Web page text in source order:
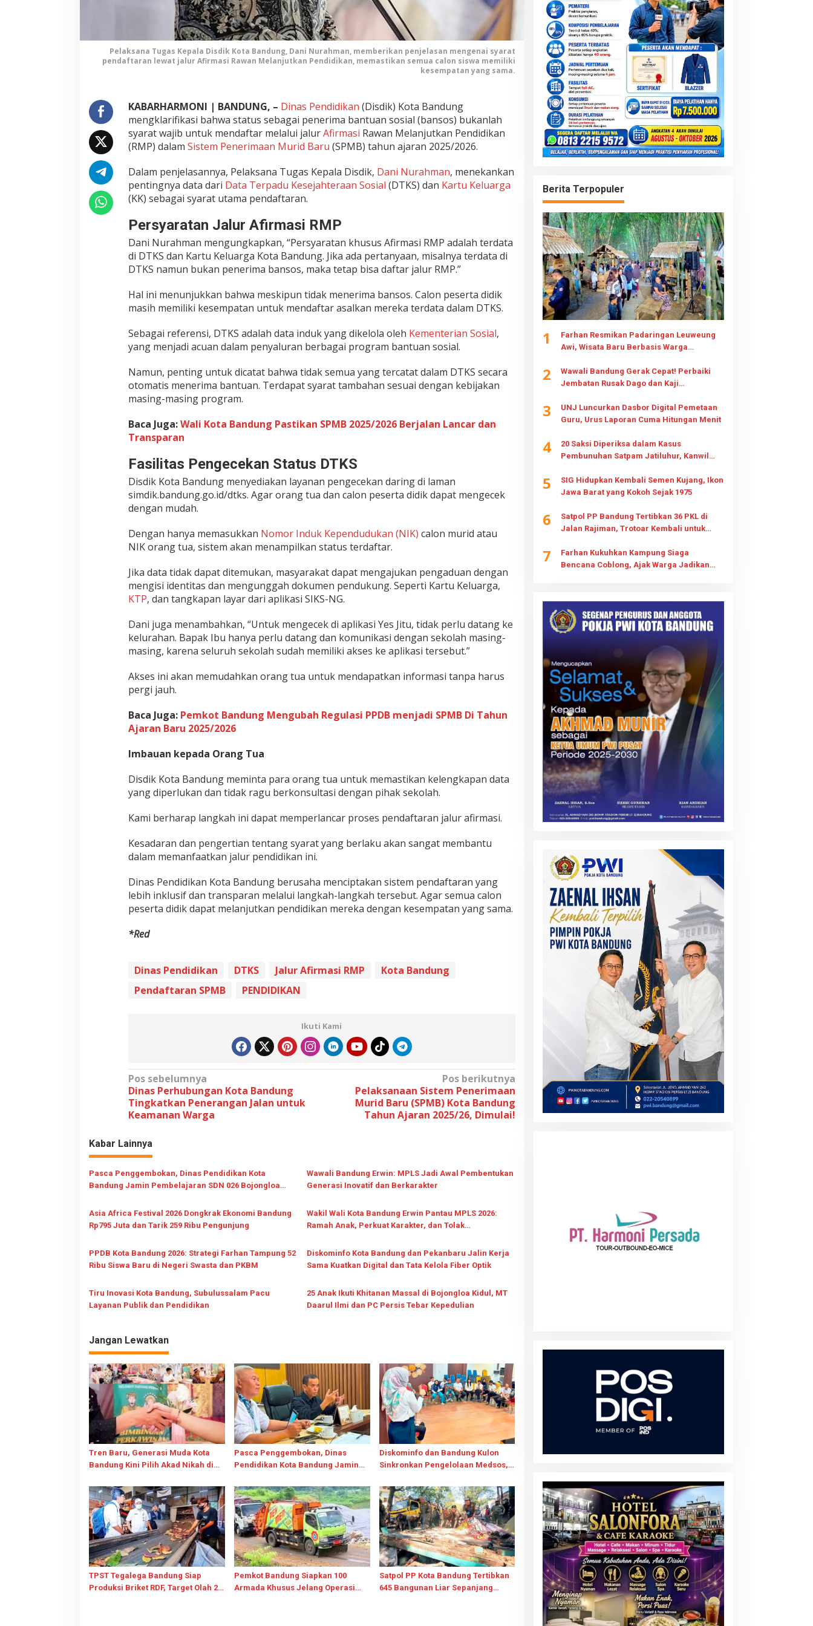
6
:
S
t
a
t
B
a
n
s
o
B
u
k
n
y
a
r
t
D
J
a
u
A
f
r
m
s
i
R
M
P
i
B
n
d
u
g
Pelaksana Tugas Kepala Disdik Kota Bandung, Dani Nurahman, memberikan penjelasan mengenai syarat
pendaftaran lewat jalur Afirmasi Rawan Melanjutkan Pendidikan, memastikan semua calon siswa memiliki
kesempatan yang sama.
KABARHARMONI | BANDUNG, – Dinas Pendidikan (Disdik) Kota Bandung
mengklarifikasi bahwa status sebagai penerima bantuan sosial (bansos) bukanlah
syarat wajib untuk mendaftar melalui jalurAfirmasi Rawan Melanjutkan Pendidikan
(RMP) dalam Sistem Penerimaan Murid Baru (SPMB) tahun ajaran 2025/2026.
Dalam penjelasannya, Pelaksana Tugas Kepala Disdik, Dani Nurahman, menekankan
pentingnya data dari Data Terpadu Kesejahteraan Sosial (DTKS) dan Kartu Keluarga
(KK) sebagai syarat utama pendaftaran.
Persyaratan Jalur Afirmasi RMP
Dani Nurahman mengungkapkan, “Persyaratan khusus Afirmasi RMP adalah terdata
di DTKS dan Kartu Keluarga Kota Bandung. Jika ada pertanyaan, misalnya terdata di
DTKS namun bukan penerima bansos, maka tetap bisa daftar jalur RMP.”
Hal ini menunjukkan bahwa meskipun tidak menerima bansos. Calon peserta didik
masih memiliki kesempatan untuk mendaftar asalkan mereka terdata dalam DTKS.
Sebagai referensi, DTKS adalah data induk yang dikelola oleh Kementerian Sosial,
yang menjadi acuan dalam penyaluran berbagai program bantuan sosial.
Namun, penting untuk dicatat bahwa tidak semua yang tercatat dalam DTKS secara
otomatis menerima bantuan. Terdapat syarat tambahan sesuai dengan kebijakan
masing-masing program.
Baca Juga:Wali Kota Bandung Pastikan SPMB 2025/2026 Berjalan Lancar dan
Transparan
Fasilitas Pengecekan Status DTKS
Disdik Kota Bandung menyediakan layanan pengecekan daring di laman
simdik.bandung.go.id/dtks. Agar orang tua dan calon peserta didik dapat mengecek
dengan mudah.
Dengan hanya memasukkan Nomor Induk Kependudukan (NIK) calon murid atau
NIK orang tua, sistem akan menampilkan status terdaftar.
Jika data tidak dapat ditemukan, masyarakat dapat mengajukan pengaduan dengan
mengisi identitas dan mengunggah dokumen pendukung. Seperti Kartu Keluarga,
KTP, dan tangkapan layar dari aplikasi SIKS-NG.
Dani juga menambahkan, “Untuk mengecek di aplikasi Yes Jitu, tidak perlu datang ke
kelurahan. Bapak Ibu hanya perlu datang dan komunikasi dengan sekolah masing-
masing, karena seluruh sekolah sudah memiliki akses ke aplikasi tersebut.”
Akses ini akan memudahkan orang tua untuk mendapatkan informasi tanpa harus
pergi jauh.
Baca Juga: Pemkot Bandung Mengubah Regulasi PPDB menjadi SPMB Di Tahun
Ajaran Baru 2025/2026
Imbauan kepada Orang Tua
Disdik Kota Bandung meminta para orang tua untuk memastikan kelengkapan data
yang diperlukan dan tidak ragu berkonsultasi dengan pihak sekolah.
Kami berharap langkah ini dapat memperlancar proses pendaftaran jalur afirmasi.
Kesadaran dan pengertian tentang syarat yang berlaku akan sangat membantu
dalam memanfaatkan jalur pendidikan ini.
Dinas Pendidikan Kota Bandung berusaha menciptakan sistem pendaftaran yang
lebih inklusif dan transparan melalui langkah-langkah tersebut. Agar semua calon
peserta didik dapat melanjutkan pendidikan mereka dengan kesempatan yang sama.
*Red
Dinas Pendidikan DTKS Jalur Afirmasi RMP
Kota Bandung
Pendaftaran SPMB
PENDIDIKAN
Ikuti Kami
N
a
v
g
s
p
o
s
Pos sebelumnya
Dinas Perhubungan Kota Bandung
Tingkatkan Penerangan Jalan untuk
Keamanan Warga
Pos berikutnya
Pelaksanaan Sistem Penerimaan
Murid Baru (SPMB) Kota Bandung
Tahun Ajaran 2025/26, Dimulai!
Kabar Lainnya
Pasca Penggembokan, Dinas Pendidikan Kota
Bandung Jamin Pembelajaran SDN 026 Bojongloa
Wawali Bandung Erwin: MPLS Jadi Awal Pembentukan
Generasi Inovatif dan Berkarakter
Asia Africa Festival 2026 Dongkrak Ekonomi Bandung
Rp795 Juta dan Tarik 259 Ribu Pengunjung
Wakil Wali Kota Bandung Erwin Pantau MPLS 2026:
Ramah Anak, Perkuat Karakter, dan Tolak
PPDB Kota Bandung 2026: Strategi Farhan Tampung 52
Ribu Siswa Baru di Negeri Swasta dan PKBM
Diskominfo Kota Bandung dan Pekanbaru Jalin Kerja
Sama Kuatkan Digital dan Tata Kelola Fiber Optik
Tiru Inovasi Kota Bandung, Subulussalam Pacu
Layanan Publik dan Pendidikan
25 Anak Ikuti Khitanan Massal di Bojongloa Kidul, MT
Daarul Ilmi dan PC Persis Tebar Kepedulian
Jangan Lewatkan
Tren Baru, Generasi Muda Kota
Bandung Kini Pilih Akad Nikah di
Pasca Penggembokan, Dinas
Pendidikan Kota Bandung Jamin
Tetap Berjalan
Diskominfo dan Bandung Kulon
Sinkronkan Pengelolaan Medsos,
Kewilayahan
TPST Tegalega Bandung Siap
Produksi Briket RDF, Target Olah 25
Pemkot Bandung Siapkan 100
Armada Khusus Jelang Operasi
Satpol PP Kota Bandung Tertibkan
645 Bangunan Liar Sepanjang
Berita Terpopuler
1
Farhan Resmikan Padaringan Leuweung
Awi, Wisata Baru Berbasis Warga
2
Wawali Bandung Gerak Cepat! Perbaiki
Jembatan Rusak Dago dan Kaji
3
UNJ Luncurkan Dasbor Digital Pemetaan
Guru, Urus Laporan Cuma Hitungan Menit
4
20 Saksi Diperiksa dalam Kasus
Pembunuhan Satpam Jatiluhur, Kanwil
Hak Keluarga
5
SIG Hidupkan Kembali Semen Kujang, Ikon
Jawa Barat yang Kokoh Sejak 1975
6
Satpol PP Bandung Tertibkan 36 PKL di
Jalan Rajiman, Trotoar Kembali untuk
7
Farhan Kukuhkan Kampung Siaga
Bencana Coblong, Ajak Warga Jadikan